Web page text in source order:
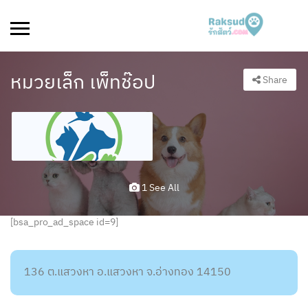
หมวยเล็ก เพ็ทช๊อป Share
1 See All
[bsa_pro_ad_space id=9]
136 ต.แสวงหา อ.แสวงหา จ.อ่างทอง 14150